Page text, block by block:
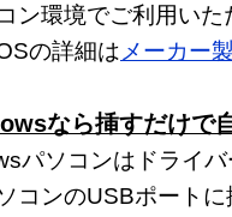
ン環境でご利用いた
の詳細は メーカー
なら挿すだけで
パソコンはドライ
コンのUSBポート